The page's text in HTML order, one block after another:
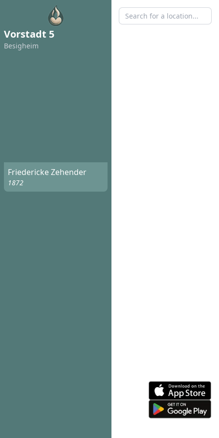
Vorstadt 5
Besigheim
Friedericke Zehender
1872